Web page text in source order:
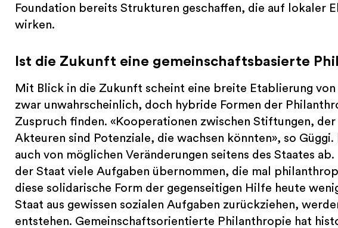
Foundation bereits Strukturen geschaffen, die auf lokaler
wirken.
Ist die Zukunft eine gemeinschaftsbasierte
Mit Blick in die Zukunft scheint eine breite Etablierung
zwar unwahrscheinlich, doch hybride Formen der
Zuspruch finden. «Kooperationen zwischen Stiftungen,
Akteuren sind Potenziale, die wachsen könnten», so
auch von möglichen Veränderungen seitens des Staates
der Staat viele Aufgaben übernommen, die mal
diese solidarische Form der gegenseitigen Hilfe heute
Staat aus gewissen sozialen Aufgaben zurückziehen,
entstehen. Gemeinschaftsorientierte Philanthropie hat